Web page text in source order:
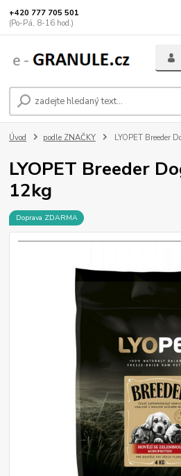
+420 777 705 501
(Po-Pá, 8-16 hod.)
Úvod podle ZNAČKY LYOPET Breeder
LYOPET Breeder
12kg
Doprava ZDARMA